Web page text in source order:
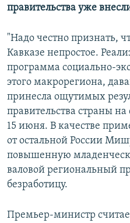
правительства уже
"Надо честно признать,
Кавказе непростое.
программа социально-
этого макрорегиона,
принесла ощутимых
правительства страны
15 июня. В качестве
от остальной России
повышенную
валовой региональный
безработицу.
Премьер-министр